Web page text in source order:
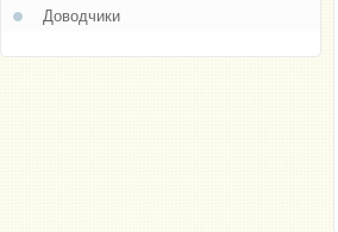
Доводчики